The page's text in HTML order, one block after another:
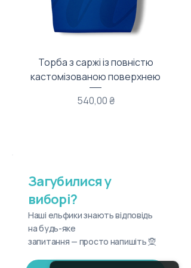
Торба з саржі із повністю
кастомізованою поверхнею
Ціна
540,00 ₴
Загубилися у
виборі?
Наші ельфики знають відповідь
на будь-яке
запитання — просто напишіть 🧝